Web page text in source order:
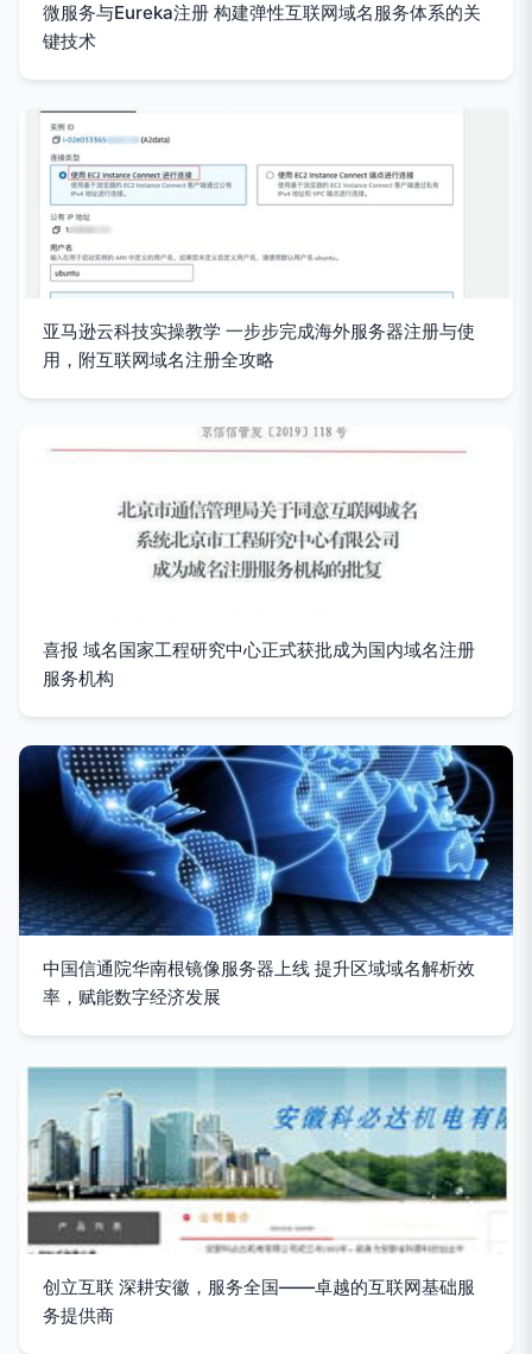
微服务与Eureka注册 构建弹性互联网域名服务体系的关
键技术
亚马逊云科技实操教学 一步步完成海外服务器注册与使
用，附互联网域名注册全攻略
喜报 域名国家工程研究中心正式获批成为国内域名注册
服务机构
中国信通院华南根镜像服务器上线 提升区域域名解析效
率，赋能数字经济发展
创立互联 深耕安徽，服务全国——卓越的互联网基础服
务提供商